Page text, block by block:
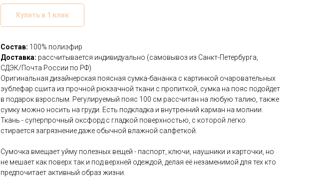
Купить в 1 клик
Состав: 100% полиэфир
Доставка: рассчитывается индивидуально (самовывоз из Санкт-Петербурга,
СДЭК/Почта России по РФ)
Оригинальная дизайнерская поясная сумка-бананка с картинкой очаровательных
эублефар сшита из прочной рюкзачной ткани с пропиткой, сумка на пояс подойдет
в подарок взрослым. Регулируемый пояс 100 см рассчитан на любую талию, также
сумку можно носить на груди. Есть подкладка и внутренний карман на молнии.
Ткань - суперпрочный оксфорд с гладкой поверхностью, с которой легко
стирается загрязнение даже обычной влажной салфеткой.
Сумочка вмещает уйму полезных вещей - паспорт, ключи, наушники и карточки, но
не мешает как поверх так и под верхней одеждой, делая её незаменимой для тех кто
предпочитает активный образ жизни.